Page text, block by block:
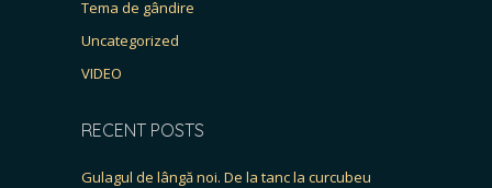
Tema de gândire
Uncategorized
VIDEO
RECENT POSTS
Gulagul de lângă noi. De la tanc la curcubeu